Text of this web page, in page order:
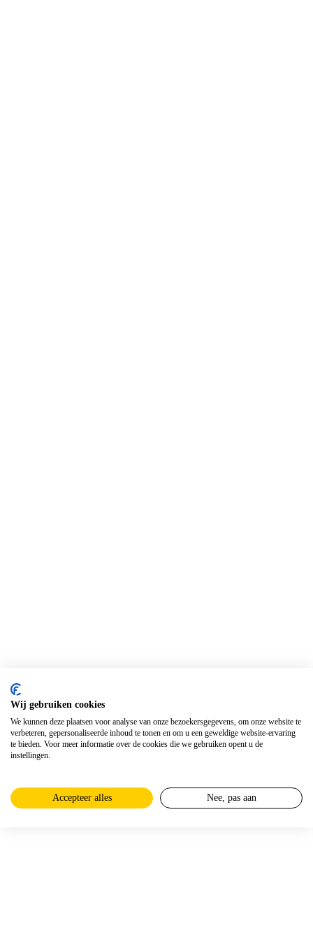
Wij gebruiken cookies
We kunnen deze plaatsen voor analyse van onze bezoekersgegevens, om onze website te
verbeteren, gepersonaliseerde inhoud te tonen en om u een geweldige website-ervaring
te bieden. Voor meer informatie over de cookies die we gebruiken opent u de
instellingen.
Accepteer alles Nee, pas aan